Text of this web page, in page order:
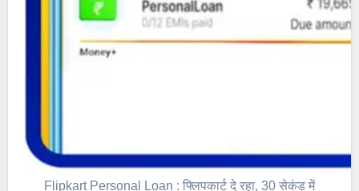
Flipkart Personal Loan : फ्लिपकार्ट दे रहा, 30 सेकंड में